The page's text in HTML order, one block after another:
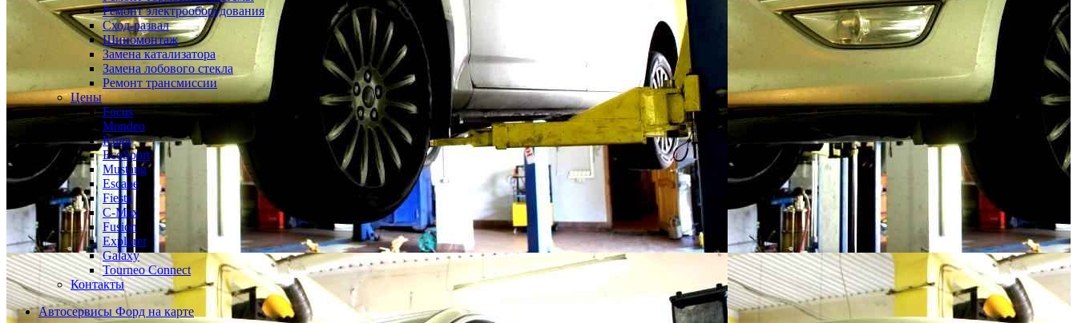
Ремонт электрооборудования
Сход-развал
Шиномонтаж
Замена катализатора
Замена лобового стекла
Ремонт трансмиссии
Цены
Focus
Mondeo
Kuga
EcoSport
Mustang
Escape
Fiesta
C-Max
Fusion
Explorer
Galaxy
Tourneo Connect
Контакты
Автосервисы Форд на карте